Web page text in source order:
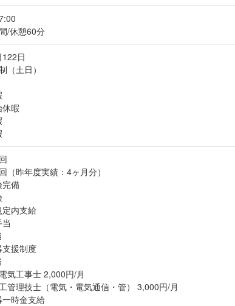
/休憩60分
日
（土日）
暇
（昨年度実績：4ヶ月分）
完備
内支給
支援制度
気工事士 2,000円/月
管理技士（電気・電気通信・管） 3,000円/月
時金支給